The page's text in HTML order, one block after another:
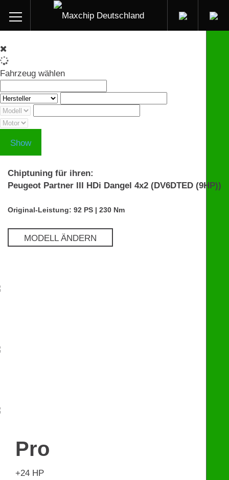
Fahrzeug wählen
Show
Chiptuning für ihren:
Peugeot Partner III HDi Dangel 4x2 (DV6DTED (9HP))
Original-Leistung: 92 PS | 230 Nm
MODELL ÄNDERN
Pro
+24 HP